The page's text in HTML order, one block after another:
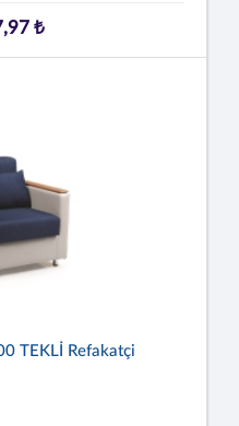
₺
TEKLİ Refakatçi